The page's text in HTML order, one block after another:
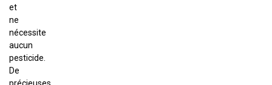
et
ne
nécessite
aucun
pesticide.
De